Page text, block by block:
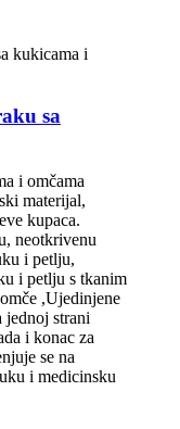
sa
i omčama
materijal,
kupaca.
neotkrivenu
i petlju,
i petlju s tkanim
,Ujedinjene
jednoj strani
i konac za
se na
i medicinsku